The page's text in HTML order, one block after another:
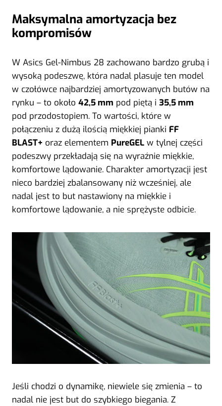
Maksymalna amortyzacja bez
kompromisów
W Asics Gel-Nimbus 28 zachowano bardzo grubą i
wysoką podeszwę, która nadal plasuje ten model
w czołówce najbardziej amortyzowanych butów na
rynku – to około 42,5 mm pod piętą i 35,5 mm
pod przodostopiem. To wartości, które w
połączeniu z dużą ilością miękkiej pianki FF
BLAST+ oraz elementem PureGEL w tylnej części
podeszwy przekładają się na wyraźnie miękkie,
komfortowe lądowanie. Charakter amortyzacji jest
nieco bardziej zbalansowany niż wcześniej, ale
nadal jest to but nastawiony na miękkie i
komfortowe lądowanie, a nie sprężyste odbicie.
Jeśli chodzi o dynamikę, niewiele się zmienia – to
nadal nie jest but do szybkiego biegania. Z